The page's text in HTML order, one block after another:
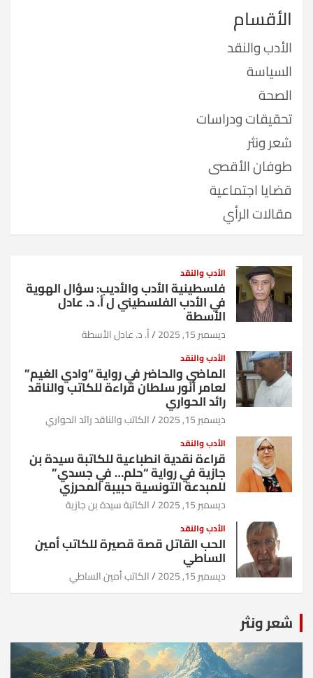
الأقسام
الأدب والنقد
السياسة
الصحة
تحقيقات ودراسات
شعر ونثر
طوفان الأقصى
قضايا اجتماعية
مقالات الرأي
الأدب والنقد
فلسطينية الأدب والأديب: سؤال الهوية
في الأدب الفلسطيني ل أ. د. عادل
الأسطة
ديسمبر 15, 2025 أ. د. عادل الأسطة
الأدب والنقد
الماضي والحاضر في رواية “وادي الغيم”
لعامر أنور سلطان قراءة للكاتب والناقد
رائد الحواري
ديسمبر 15, 2025 الكاتب والناقد رائد الحواري
الأدب والنقد
قراءة نقدية انطباعية للكاتبة سيدة بن
جازية في رواية “حلم… في جسدي”
للمبدعة التونسية حبيبة المحرزي
ديسمبر 15, 2025 الكاتبة سيدة بن جازية
الأدب والنقد
الحب القاتل قصة قصيرة للكاتب أمين
الساطي
ديسمبر 15, 2025 الكاتب أمين الساطي
شعر ونثر